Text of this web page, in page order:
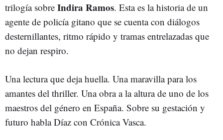
trilogía sobre Indira Ramos. Esta es la historia de un
agente de policía gitano que se cuenta con diálogos
desternillantes, ritmo rápido y tramas entrelazadas que
no dejan respiro.
Una lectura que deja huella. Una maravilla para los
amantes del thriller. Una obra a la altura de uno de los
maestros del género en España. Sobre su gestación y
futuro habla Díaz con Crónica Vasca.